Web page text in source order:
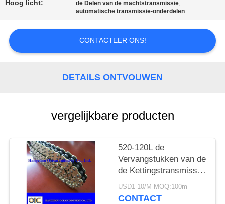
SITEMAP
PRIVACY
Hoog licht: de Delen van de machtstransmissie,
automatische transmissie-onderdelen
CONTACTEER ONS!
DETAILS ONTVOUWEN
vergelijkbare producten
520-120L de
Vervangstukken van de
de Kettingstransmissie
van de motorfietso-ring
in Zwarte en Gloden
USD1-10/M MOQ:100m
CONTACT